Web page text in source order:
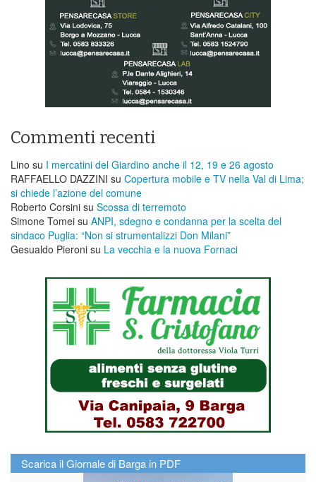
Commenti recenti
Lino su I mercatini del Giardino anche il 12, 19 e 26 agosto
RAFFAELLO DAZZINI su ​Copertura mobile e TV nella Val di Lima;
si chiede l’azione del comune
Roberto Corsini su Scossa di terremoto
Simone Tomei su ANPI, sdegno e condanna per la scelta del
sindaco Puglia: “Non si strumentalizzi Don Milani”
Gesualdo Pieroni su La vecchia e la nuova Fornaci
Scarica il Giornale di Barga in PDF